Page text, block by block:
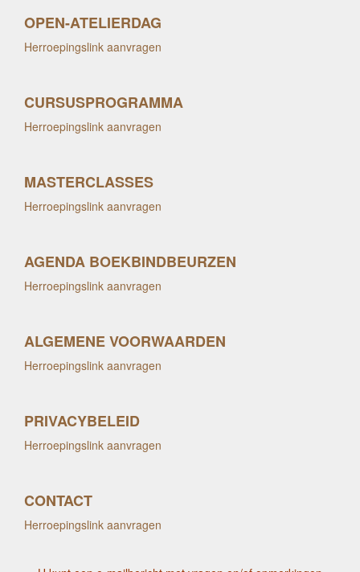
OPEN-ATELIERDAG
Herroepingslink aanvragen
CURSUSPROGRAMMA
Herroepingslink aanvragen
MASTERCLASSES
Herroepingslink aanvragen
AGENDA BOEKBINDBEURZEN
Herroepingslink aanvragen
ALGEMENE VOORWAARDEN
Herroepingslink aanvragen
PRIVACYBELEID
Herroepingslink aanvragen
CONTACT
Herroepingslink aanvragen